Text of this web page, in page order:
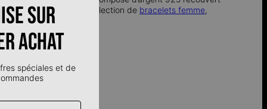
or).Découvrez notre collection de bracelets femme,
sur
achat
spéciales et de